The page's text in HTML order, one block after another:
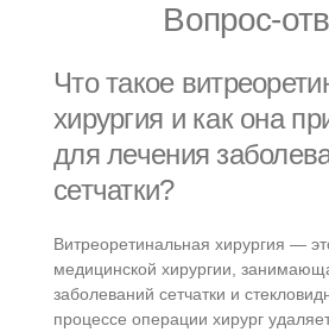
Вопрос-
Что такое
хирургия и как она
для лечения
сетчатки?
Витреоретинальная хирургия —
медицинской хирургии,
заболеваний сетчатки и
процессе операции хирург